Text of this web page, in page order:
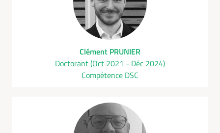
Clément PRUNIER
Doctorant (Oct 2021 - Déc 2024)
Compétence DSC